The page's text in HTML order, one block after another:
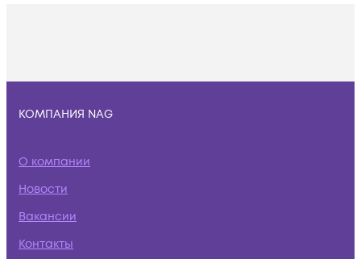
КОМПАНИЯ NAG
О компании
Новости
Вакансии
Контакты